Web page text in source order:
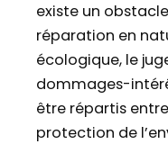
existe un
réparation en
écologique, le
dommages-
être répartis
protection de